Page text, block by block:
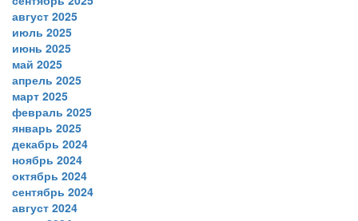
август 2025
июль 2025
июнь 2025
май 2025
апрель 2025
март 2025
февраль 2025
январь 2025
декабрь 2024
ноябрь 2024
октябрь 2024
сентябрь 2024
август 2024